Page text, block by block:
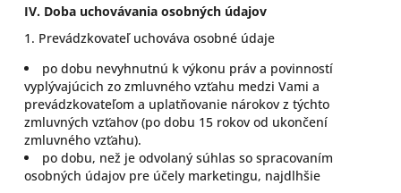
IV. Doba uchovávania osobných údajov
1. Prevádzkovateľ uchováva osobné údaje
po dobu nevyhnutnú k výkonu práv a povinností
vyplývajúcich zo zmluvného vzťahu medzi Vami a
prevádzkovateľom a uplatňovanie nárokov z týchto
zmluvných vzťahov (po dobu 15 rokov od ukončení
zmluvného vzťahu).
po dobu, než je odvolaný súhlas so spracovaním
osobných údajov pre účely marketingu, najdlhšie